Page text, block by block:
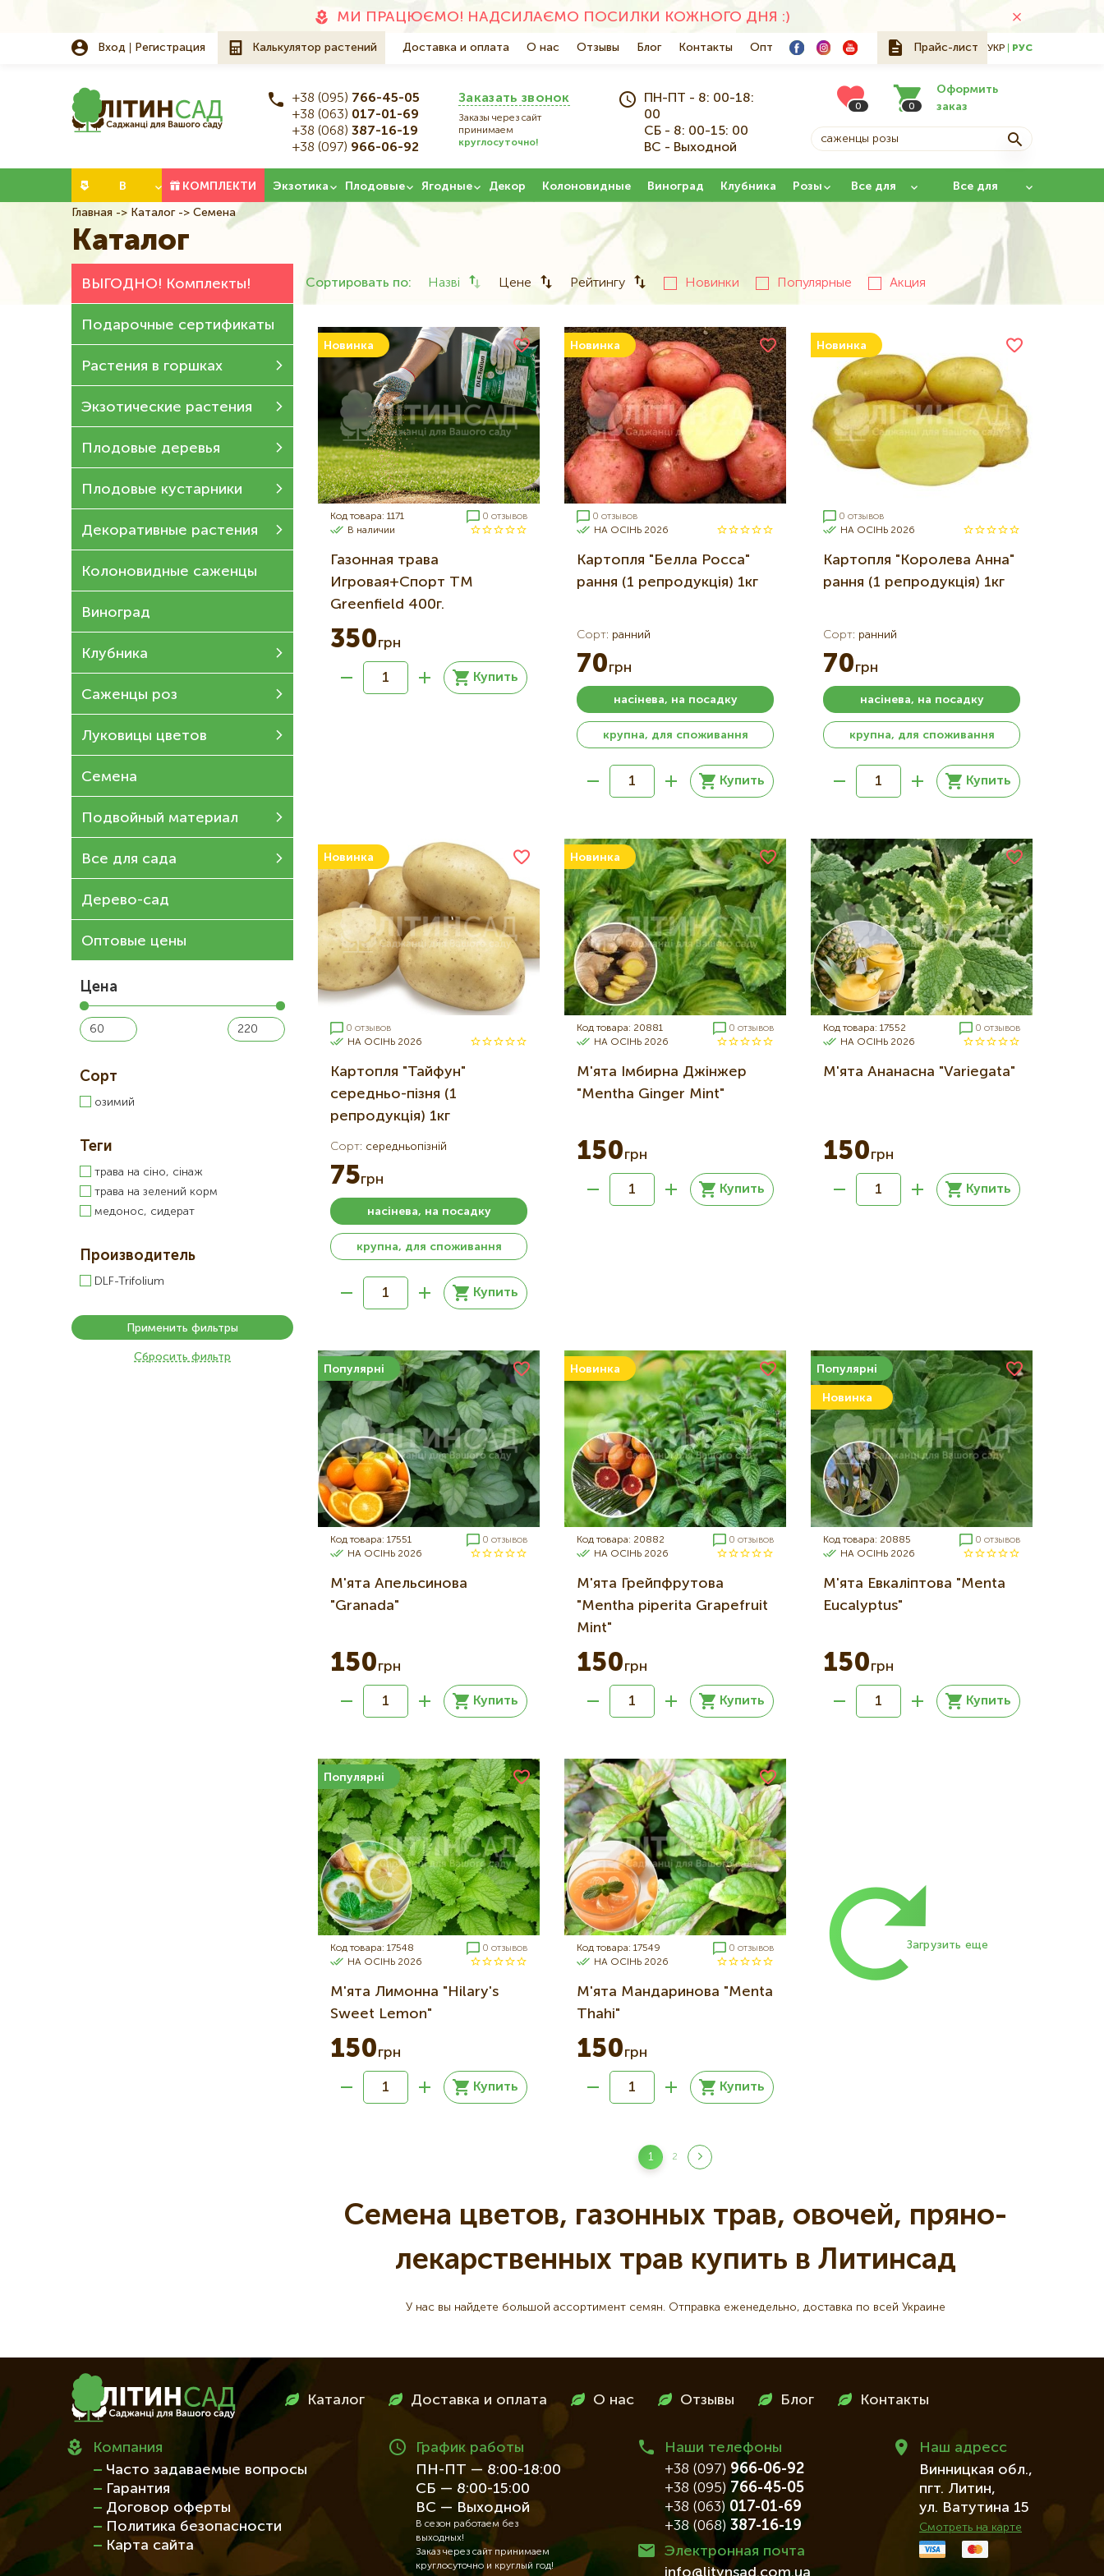
МИ ПРАЦЮЄМО! НАДСИЛАЄМО ПОСИЛКИ КОЖНОГО ДНЯ :)
Вход Регистрация Калькулятор растений Основна
Доставка и оплата О нас Отзывы Блог Контакты Опт Прайс-лист УКР РУС
+38 (095) 766-45-05
+38 (063) 017-01-69
+38 (068) 387-16-19
+38 (097) 966-06-92
Заказать звонок
Заказы через сайт
принимаем
круглосуточно!
ПН-ПТ - 8: 00-18:
00
СБ - 8: 00-15: 00
ВС - Выходной
0
Оформить
заказ
0
В
КОМПЛЕКТИ Экзотика Плодовые Ягодные Декор Колоновидные Виноград Клубника Розы Все для Все для
Строка
навигации
Главная Каталог Семена
Каталог
ВЫГОДНО! Комплекты!
Подарочные сертификаты
Растения в горшках
Экзотические растения
Плодовые деревья
Плодовые кустарники
Декоративные растения
Колоновидные саженцы
Виноград
Клубника
Саженцы роз
Луковицы цветов
Семена
Подвойный материал
Все для сада
Дерево-сад
Оптовые цены
Цена
Сорт
озимий
Теги
трава на сіно, сінаж
трава на зелений корм
медонос, сидерат
Производитель
DLF-Trifolium
Применить фильтры
Сбросить фильтр
Сортировать по: Назві Цене Рейтингу Новинки Популярные Акция
Новинка
Код товара: 1171
0 отзывов
В наличии
Газонная трава
Игровая+Спорт ТМ
Greenfield 400г.
350грн
Купить
Новинка
0 отзывов
НА ОСІНЬ 2026
Картопля "Белла Росса"
рання (1 репродукція) 1кг
Сорт: ранний
70грн
Купить
насінева, на посадку
крупна, для споживання
Новинка
0 отзывов
НА ОСІНЬ 2026
Картопля "Королева Анна"
рання (1 репродукція) 1кг
Сорт: ранний
70грн
Купить
насінева, на посадку
крупна, для споживання
Новинка
0 отзывов
НА ОСІНЬ 2026
Картопля "Тайфун"
середньо-пізня (1
репродукція) 1кг
Сорт: середньопізній
75грн
Купить
насінева, на посадку
крупна, для споживання
Новинка
Код товара: 20881
0 отзывов
НА ОСІНЬ 2026
М'ята Імбирна Джінжер
"Mentha Ginger Mint"
150грн
Купить
Код товара: 17552
0 отзывов
НА ОСІНЬ 2026
М'ята Ананасна "Variegata"
150грн
Купить
Популярні
Код товара: 17551
0 отзывов
НА ОСІНЬ 2026
М'ята Апельсинова
"Granada"
150грн
Купить
Новинка
Код товара: 20882
0 отзывов
НА ОСІНЬ 2026
М'ята Грейпфрутова
"Mentha piperita Grapefruit
Mint"
150грн
Купить
Популярні
Новинка
Код товара: 20885
0 отзывов
НА ОСІНЬ 2026
М'ята Евкаліптова "Menta
Eucalyptus"
150грн
Купить
Популярні
Код товара: 17548
0 отзывов
НА ОСІНЬ 2026
М'ята Лимонна "Hilary's
Sweet Lemon"
150грн
Купить
Код товара: 17549
0 отзывов
НА ОСІНЬ 2026
М'ята Мандаринова "Menta
Thahi"
150грн
Купить
Нумерация
страниц
Загрузить еще
Текущая
1
Страница
2
Семена цветов, газонных трав, овочей, пряно-
лекарственных трав купить в Литинсад
У нас вы найдете большой ассортимент семян. Отправка еженедельно, доставка по всей Украине
МенюКаталог Доставка и оплата О нас Отзывы Блог Контакты
Компания
Часто задаваемые вопросы
Гарантия
Договор оферты
Политика безопасности
Карта сайта
График работы
ПН-ПТ — 8:00-18:00
СБ — 8:00-15:00
ВС — Выходной
В сезон работаем без
выходных!
Заказ через сайт принимаем
круглосуточно и круглый год!
Наши телефоны
+38 (097) 966-06-92
+38 (095) 766-45-05
+38 (063) 017-01-69
+38 (068) 387-16-19
Электронная почта
info@litynsad.com.ua
Наш адресc
Винницкая обл.,
пгт. Литин,
ул. Ватутина 15
Смотреть на карте